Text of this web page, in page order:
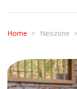
Home Neozone